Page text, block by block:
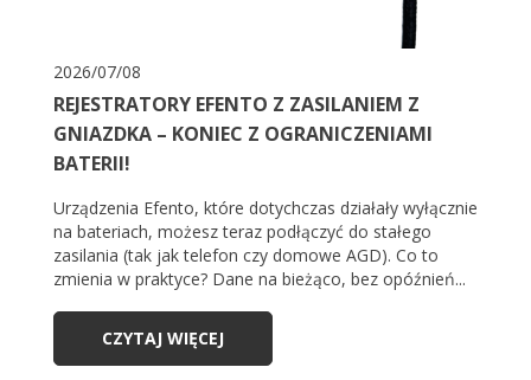
2026/07/08
REJESTRATORY EFENTO Z ZASILANIEM Z
GNIAZDKA – KONIEC Z OGRANICZENIAMI
BATERII!
Urządzenia Efento, które dotychczas działały wyłącznie
na bateriach, możesz teraz podłączyć do stałego
zasilania (tak jak telefon czy domowe AGD). Co to
zmienia w praktyce? Dane na bieżąco, bez opóźnień...
CZYTAJ WIĘCEJ